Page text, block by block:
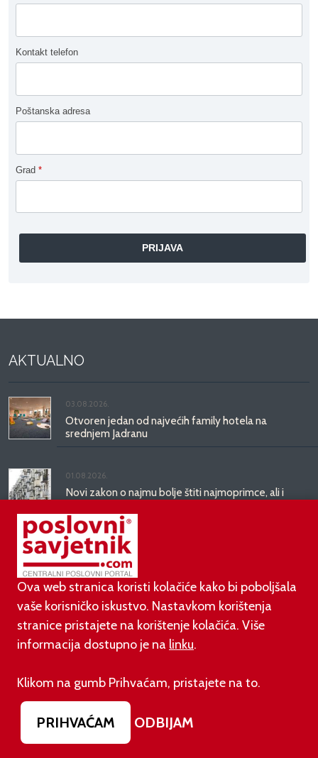
Kontakt telefon
Poštanska adresa
Grad *
AKTUALNO
03.08.2026.
Otvoren jedan od najvećih family hotela na
srednjem Jadranu
01.08.2026.
Novi zakon o najmu bolje štiti najmoprimce, ali i
31.07.2026.
Domaća vina bez konkurencije: bira ih 90 posto
hrvatskih potrošača
31.07.2026.
Ovako će izgledati novo ruho zgrade koja je
godinama ruglo zapadnog Zagreba
PODUZETNIŠTVO
Ova web stranica koristi kolačiće kako bi poboljšala
vaše korisničko iskustvo. Nastavkom korištenja
stranice pristajete na korištenje kolačića. Više
informacija dostupno je na linku.
Klikom na gumb Prihvaćam, pristajete na to.
PRIHVAĆAM ODBIJAM